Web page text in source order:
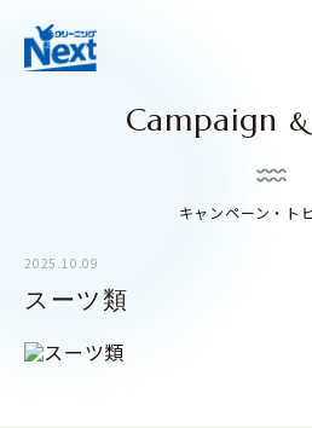
Campaign &
キャンペーン・ト
2025.10.09
スーツ類